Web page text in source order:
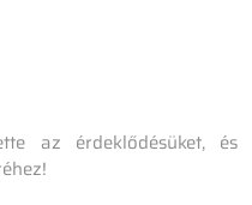
az érdeklődésüket, és